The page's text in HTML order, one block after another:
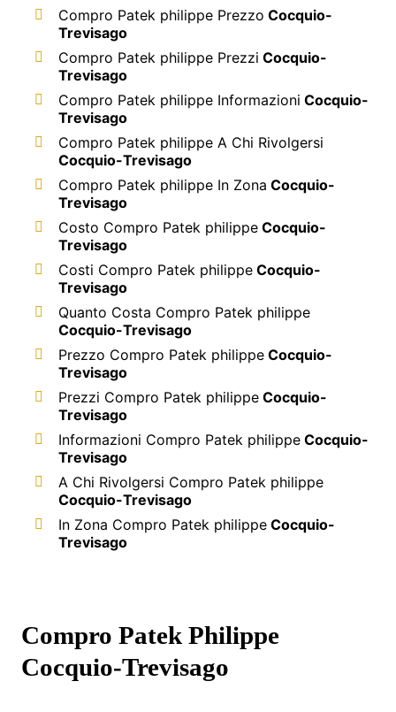
Compro Patek philippe Prezzo Cocquio-
Trevisago
Compro Patek philippe Prezzi Cocquio-
Trevisago
Compro Patek philippe Informazioni Cocquio-
Trevisago
Compro Patek philippe A Chi Rivolgersi
Cocquio-Trevisago
Compro Patek philippe In Zona Cocquio-
Trevisago
Costo Compro Patek philippe Cocquio-
Trevisago
Costi Compro Patek philippe Cocquio-
Trevisago
Quanto Costa Compro Patek philippe
Cocquio-Trevisago
Prezzo Compro Patek philippe Cocquio-
Trevisago
Prezzi Compro Patek philippe Cocquio-
Trevisago
Informazioni Compro Patek philippe Cocquio-
Trevisago
A Chi Rivolgersi Compro Patek philippe
Cocquio-Trevisago
In Zona Compro Patek philippe Cocquio-
Trevisago
Compro Patek Philippe
Cocquio-Trevisago